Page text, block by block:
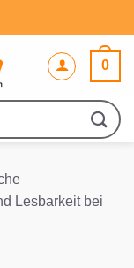
0
Lesbarkeit bei